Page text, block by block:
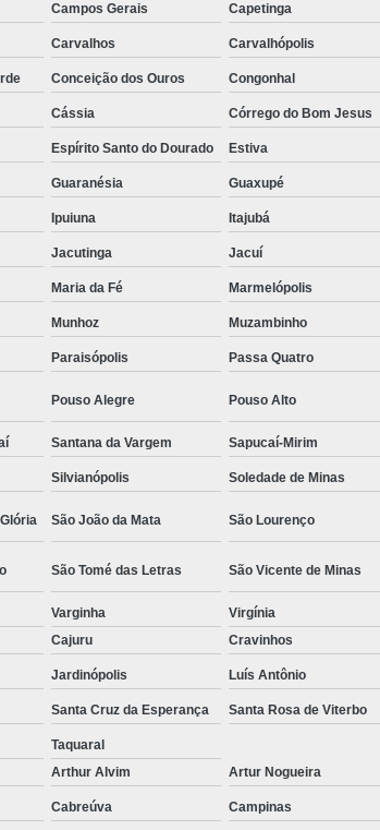
Camisa Masculina Social
Camisa Social Estampada
Camisa Social Masculina
Camisa Social Masculina Preta
Camisa Social Preta Masculina
Camisa Masculina Social Preço
Camisa Social Estampada Masculina Preço
Camisa Social Masculina Estampada Preço
Camisa Social Masculina Manga Longa
Camisa Social Masculina Preta Preço
Camisa Social Preta Masculina
Fábrica Camisa Masculina
Fábrica de Camisa Social de Homem
Fábrica de Camisa Social para
Loja com Moda Masculina
Loja de Moda
Loja Executivo Moda Masculina
Loja
Loja Moda Masculina Online
Loja Moda
Moda Masculina Loja
Moda Atual
Moda Casual Masculina
Moda
Moda Masculina Camisa
Moda Masculina
Campos Gerais Capetinga
Carvalhos Carvalhópolis
Conceição dos Ouros Congonhal
Cássia Córrego do Bom Jesus
Espírito Santo do Dourado Estiva
Guaranésia Guaxupé
Ipuiuna Itajubá
Jacutinga Jacuí
Maria da Fé Marmelópolis
Munhoz Muzambinho
Paraisópolis Passa Quatro
Pouso Alegre Pouso Alto
Santana da Vargem Sapucaí-Mirim
Silvianópolis Soledade de Minas
São João da Mata São Lourenço
São Tomé das Letras São Vicente de Minas
Varginha Virgínia
Cajuru Cravinhos
Jardinópolis Luís Antônio
Santa Cruz da Esperança Santa Rosa de Viterbo
Taquaral
Arthur Alvim Artur Nogueira
Cabreúva Campinas